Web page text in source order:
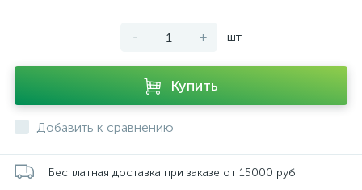
- + шт
Купить
Добавить к сравнению
Бесплатная доставка при заказе от 15000 руб.